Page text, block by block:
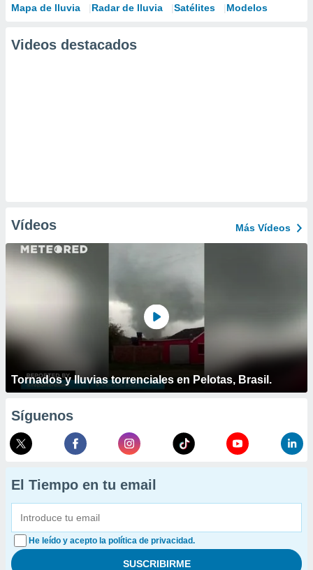
Mapa de lluvia Radar de lluvia Satélites Modelos
Videos destacados
Vídeos Más Vídeos
Tornados y lluvias torrenciales en Pelotas, Brasil.
Síguenos
El Tiempo en tu email
He leído y acepto la política de privacidad.